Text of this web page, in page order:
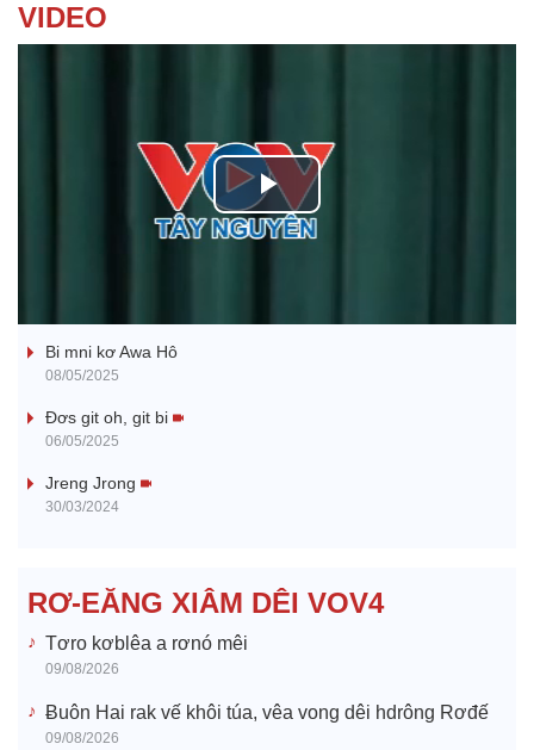
VIDEO
P
a
e
Bi mni kơ Awa Hô
08/05/2025
Đơs git oh, git bi
06/05/2025
Jreng Jrong
30/03/2024
RƠ-EĂNG XIÂM DÊI VOV4
Tơro kơblêa a rơnó mêi
09/08/2026
Ƀuôn Hai rak vế khôi túa, vêa vong dêi hdrông Rơđế
09/08/2026